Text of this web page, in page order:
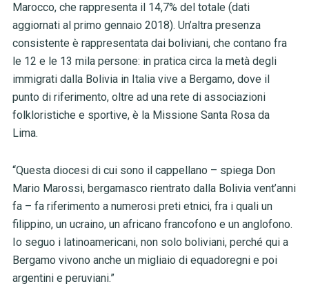
Marocco, che rappresenta il 14,7% del totale (dati
aggiornati al primo gennaio 2018). Un’altra presenza
consistente è rappresentata dai boliviani, che contano fra
le 12 e le 13 mila persone: in pratica circa la metà degli
immigrati dalla Bolivia in Italia vive a Bergamo, dove il
punto di riferimento, oltre ad una rete di associazioni
folkloristiche e sportive, è la Missione Santa Rosa da
Lima.
“Questa diocesi di cui sono il cappellano – spiega Don
Mario Marossi, bergamasco rientrato dalla Bolivia vent’anni
fa – fa riferimento a numerosi preti etnici, fra i quali un
filippino, un ucraino, un africano francofono e un anglofono.
Io seguo i latinoamericani, non solo boliviani, perché qui a
Bergamo vivono anche un migliaio di equadoregni e poi
argentini e peruviani.”